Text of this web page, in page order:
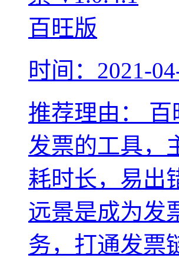
时间：2021-
推荐理由：
百
发票的工具，
耗时长，易出
远景是成为发
务，打通发票